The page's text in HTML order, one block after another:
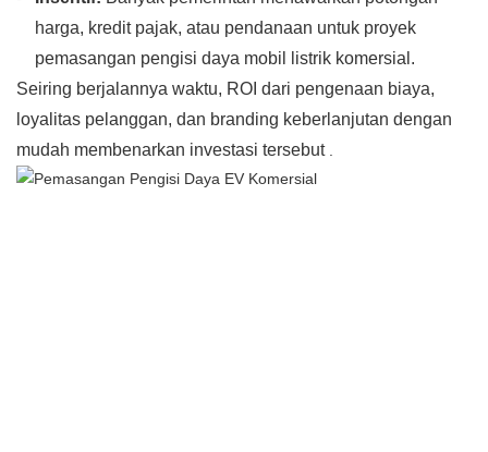
harga, kredit pajak, atau pendanaan untuk proyek
pemasangan pengisi daya mobil listrik komersial.
Seiring berjalannya waktu, ROI dari pengenaan biaya,
loyalitas pelanggan, dan branding keberlanjutan dengan
mudah membenarkan investasi tersebut.